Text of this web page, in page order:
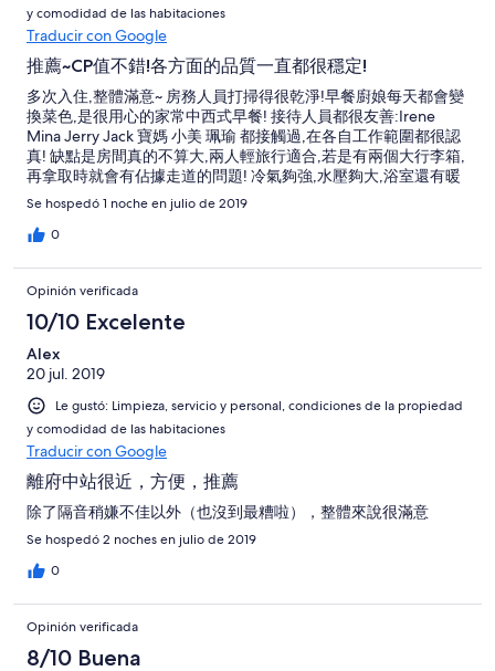
y comodidad de las habitaciones
Traducir con Google
推薦~CP值不錯!各方面的品質一直都很穩定!
多次入住,整體滿意~ 房務人員打掃得很乾淨!早餐廚娘每天都會變
換菜色,是很用心的家常中西式早餐! 接待人員都很友善:Irene
Mina Jerry Jack 寶媽 小美 珮瑜 都接觸過,在各自工作範圍都很認
真! 缺點是房間真的不算大,兩人輕旅行適合,若是有兩個大行李箱,
再拿取時就會有佔據走道的問題! 冷氣夠強,水壓夠大,浴室還有暖
氣乾燥設備,有藍光電影可看,還有洗衣烘衣設備~ 距離府中捷運站
不遠,附近採買小吃都方便~
Se hospedó 1 noche en julio de 2019
0
Opinión verificada
10/10 Excelente
Alex
20 jul. 2019
Le gustó: Limpieza, servicio y personal, condiciones de la propiedad
y comodidad de las habitaciones
Traducir con Google
離府中站很近，方便，推薦
除了隔音稍嫌不佳以外（也沒到最糟啦），整體來說很滿意
Se hospedó 2 noches en julio de 2019
0
Opinión verificada
8/10 Buena